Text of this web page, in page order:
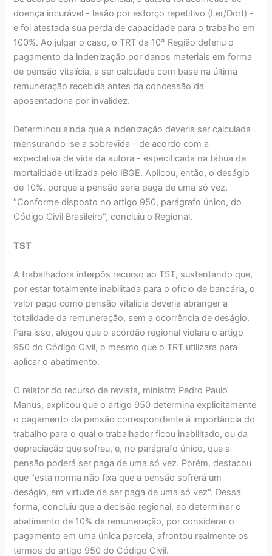
doença incurável - lesão por esforço repetitivo (Ler/Dort) -
e foi atestada sua perda de capacidade para o trabalho em
100%. Ao julgar o caso, o TRT da 10ª Região deferiu o
pagamento da indenização por danos materiais em forma
de pensão vitalícia, a ser calculada com base na última
remuneração recebida antes da concessão da
aposentadoria por invalidez.
Determinou ainda que a indenização deveria ser calculada
mensurando-se a sobrevida - de acordo com a
expectativa de vida da autora - especificada na tábua de
mortalidade utilizada pelo IBGE. Aplicou, então, o deságio
de 10%, porque a pensão seria paga de uma só vez.
"Conforme disposto no artigo 950, parágrafo único, do
Código Civil Brasileiro", concluiu o Regional.
TST
A trabalhadora interpôs recurso ao TST, sustentando que,
por estar totalmente inabilitada para o ofício de bancária, o
valor pago como pensão vitalícia deveria abranger a
totalidade da remuneração, sem a ocorrência de deságio.
Para isso, alegou que o acórdão regional violara o artigo
950 do Código Civil, o mesmo que o TRT utilizara para
aplicar o abatimento.
O relator do recurso de revista, ministro Pedro Paulo
Manus, explicou que o artigo 950 determina explicitamente
o pagamento da pensão correspondente à importância do
trabalho para o qual o trabalhador ficou inabilitado, ou da
depreciação que sofreu, e, no parágrafo único, que a
pensão poderá ser paga de uma só vez. Porém, destacou
que "esta norma não fixa que a pensão sofrerá um
deságio, em virtude de ser paga de uma só vez". Dessa
forma, concluiu que a decisão regional, ao determinar o
abatimento de 10% da remuneração, por considerar o
pagamento em uma única parcela, afrontou realmente os
termos do artigo 950 do Código Civil.